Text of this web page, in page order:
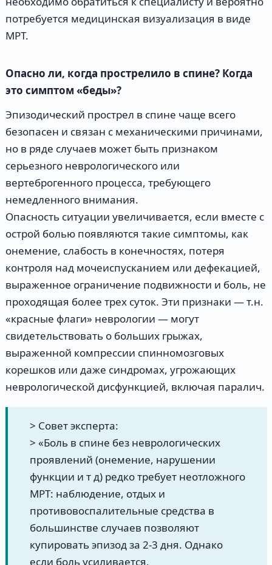
потребуется медицинская визуализация в виде
МРТ.
Опасно ли, когда прострелило в спине? Когда
это симптом «беды»?
Эпизодический прострел в спине чаще всего
безопасен и связан с механическими причинами,
но в ряде случаев может быть признаком
серьезного неврологического или
вертеброгенного процесса, требующего
немедленного внимания.
Опасность ситуации увеличивается, если вместе с
острой болью появляются такие симптомы, как
онемение, слабость в конечностях, потеря
контроля над мочеиспусканием или дефекацией,
выраженное ограничение подвижности и боль, не
проходящая более трех суток. Эти признаки — т.н.
«красные флаги» неврологии — могут
свидетельствовать о больших грыжах,
выраженной компрессии спинномозговых
корешков или даже синдромах, угрожающих
неврологической дисфункцией, включая паралич.
> Совет эксперта:
> «Боль в спине без неврологических
проявлений (онемение, нарушении
функции и т д) редко требует неотложного
МРТ: наблюдение, отдых и
противовоспалительные средства в
большинстве случаев позволяют
купировать эпизод за 2-3 дня. Однако
если боль усиливается,